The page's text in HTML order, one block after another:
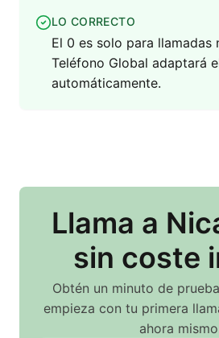
LO CORRECTO
El 0 es solo para llamadas
Teléfono Global adaptará
automáticamente.
Llama a
sin coste
Obtén un minuto de
empieza con tu primera
ahora